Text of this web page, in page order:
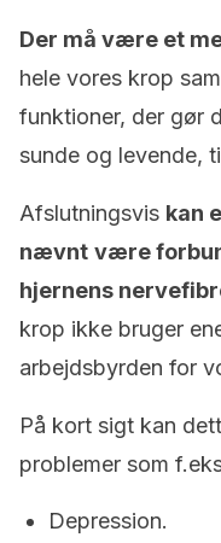
Der må være et
hele vores krop
funktioner, der gør
sunde og levende,
Afslutningsvis kan
nævnt være
hjernens
krop ikke bruger
arbejdsbyrden for
På kort sigt kan
problemer som
Depression.